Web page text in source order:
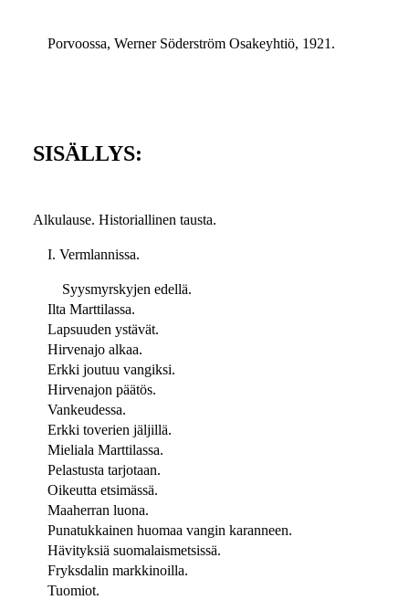
Porvoossa, Werner Söderström Osakeyhtiö, 1921.
SISÄLLYS:
Alkulause. Historiallinen tausta.
I. Vermlannissa.
Syysmyrskyjen edellä.
Ilta Marttilassa.
Lapsuuden ystävät.
Hirvenajo alkaa.
Erkki joutuu vangiksi.
Hirvenajon päätös.
Vankeudessa.
Erkki toverien jäljillä.
Mieliala Marttilassa.
Pelastusta tarjotaan.
Oikeutta etsimässä.
Maaherran luona.
Punatukkainen huomaa vangin karanneen.
Hävityksiä suomalaismetsissä.
Fryksdalin markkinoilla.
Tuomiot.